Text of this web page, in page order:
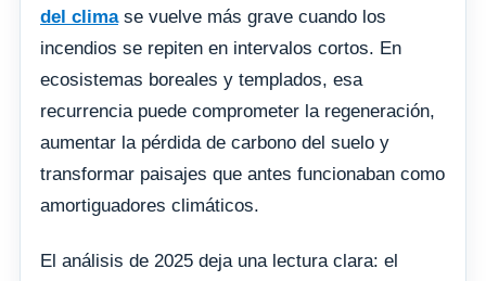
del climase vuelve más grave cuando los
incendios se repiten en intervalos cortos. En
ecosistemas boreales y templados, esa
recurrencia puede comprometer la regeneración,
aumentar la pérdida de carbono del suelo y
transformar paisajes que antes funcionaban como
amortiguadores climáticos.
El análisis de 2025 deja una lectura clara: el